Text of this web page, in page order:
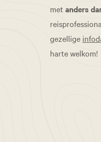
met anders
gezellige
harte welkom!